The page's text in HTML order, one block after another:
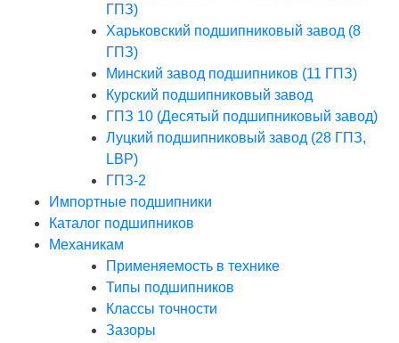
ГПЗ)
Харьковский подшипниковый завод (8
ГПЗ)
Минский завод подшипников (11 ГПЗ)
Курский подшипниковый завод
ГПЗ 10 (Десятый подшипниковый завод)
Луцкий подшипниковый завод (28 ГПЗ,
LBP)
ГПЗ-2
Импортные подшипники
Каталог подшипников
Механикам
Применяемость в технике
Типы подшипников
Классы точности
Зазоры